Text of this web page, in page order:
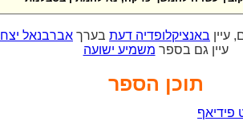
עיין באנציקלופדיה דעת בערך אברבנאל
עיין גם בספר משמיע ישועה
תוכן הספר
פידיאף